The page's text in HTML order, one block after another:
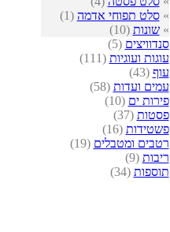
»סלט תפוחי אדמה (1)
»שונות (10)
סנדוויצים (5)
עוגות ועוגיות (111)
עוף (43)
עמים ועדות (58)
פירות ים (10)
פסטות (37)
פשטידות (16)
רטבים ומטבלים (19)
ריבות (9)
תוספות (34)